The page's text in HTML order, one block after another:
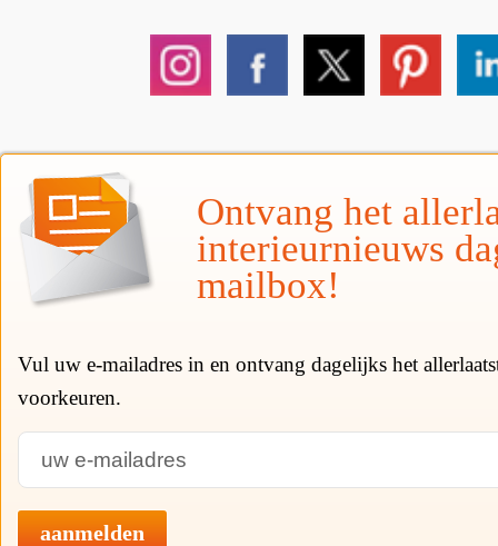
Ontvang het
interieurnieuws
mailbox!
Vul uw e-mailadres in en ontvang dagelijks het
voorkeuren.
aanmelden